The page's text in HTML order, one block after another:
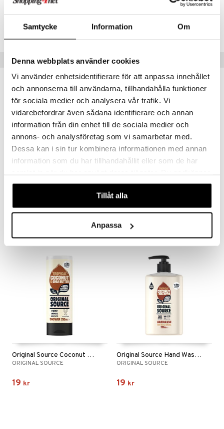
Samtycke Information Om
Denna webbplats använder cookies
Vi använder enhetsidentifierare för att anpassa innehållet
och annonserna till användarna, tillhandahålla funktioner
för sociala medier och analysera vår trafik. Vi
vidarebefordrar även sådana identifierare och annan
information från din enhet till de sociala medier och
annons- och analysföretag som vi samarbetar med.
Dessa kan i sin tur kombinera informationen med annan
information som du har tillhandahållit eller som de har
våra cookies vid fortsatt användande av vår webbplats.
Tillåt alla
Anpassa
CCM33-V6-125-XX-XX
Lägsta pris senaste 30 dagarna: 39 kr
Populära produkter
19 kr
ORIGINAL SOURCE
19 kr
Original Source Coconut & Shea Butter Shower
ORIGINAL SOURCE
19 kr
Original Source Hand Wash Coconut & Shea Butter
ORIGINAL SOURCE
19 kr